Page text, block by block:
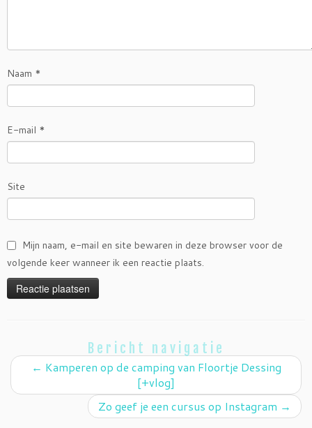
Naam *
E-mail *
Site
Mijn naam, e-mail en site bewaren in deze browser voor de
volgende keer wanneer ik een reactie plaats.
Bericht navigatie
← Kamperen op de camping van Floortje Dessing
[+vlog]
Zo geef je een cursus op Instagram →